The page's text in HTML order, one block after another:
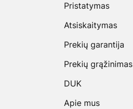
Pristatymas
Atsiskaitymas
Prekių garantija
Prekių grąžinimas
DUK
Apie mus